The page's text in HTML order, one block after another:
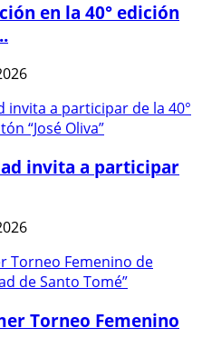
en la 40° edición
invita a participar
Torneo Femenino